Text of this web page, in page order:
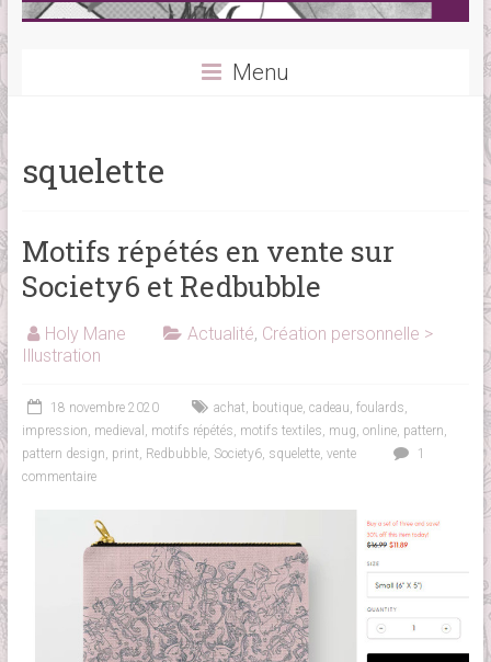
Menu
squelette
Motifs répétés en vente sur
Society6 et Redbubble
Holy Mane Actualité, Création personnelle >
Illustration
18 novembre 2020 achat, boutique, cadeau, foulards,
impression, medieval , motifs répétés, motifs textiles, mug, online, pattern,
pattern design, print, Redbubble, Society6, squelette, vente
1
commentaire